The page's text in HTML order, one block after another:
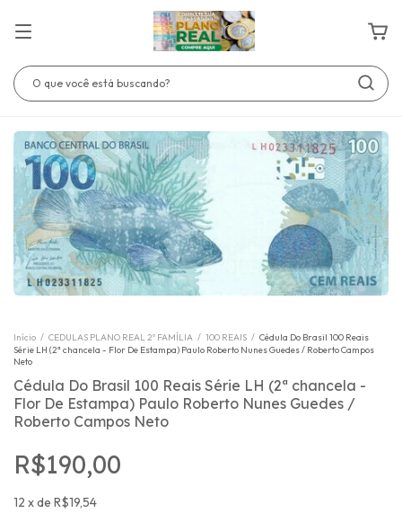
Início / CEDULAS PLANO REAL 2º FAMÍLIA / 100 REAIS / Cédula Do Brasil 100 Reais
Série LH (2ª chancela - Flor De Estampa) Paulo Roberto Nunes Guedes / Roberto Campos
Neto
Cédula Do Brasil 100 Reais Série LH (2ª chancela -
Flor De Estampa) Paulo Roberto Nunes Guedes /
Roberto Campos Neto
R$190,00
12 xde R$19,54